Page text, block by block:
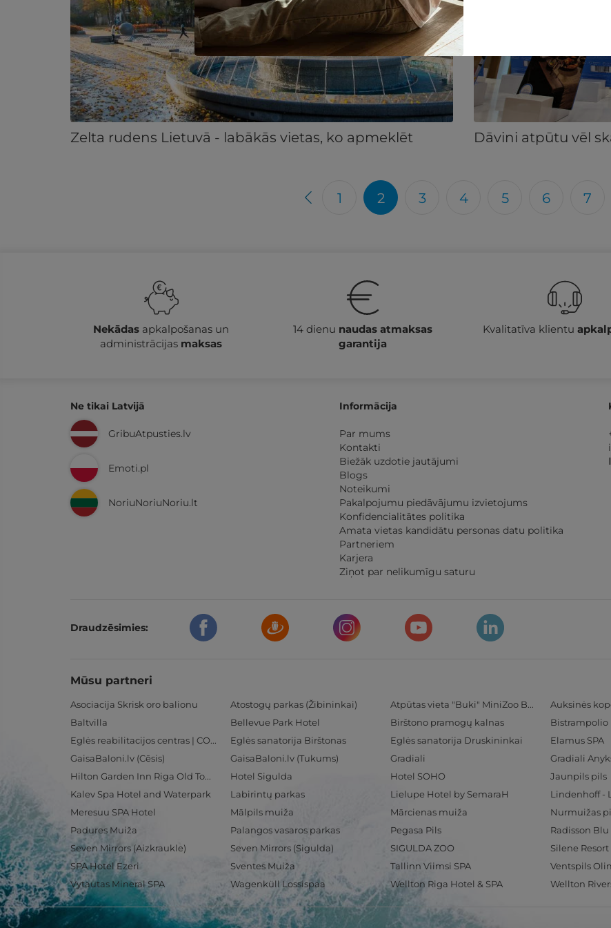
Zelta rudens Lietuvā - labākās vietas, ko apmeklēt Dāvini atpūtu vēl
1 2 3 4 5 6 7
Nekādasapkalpošanas un
administrācijas maksas
14 dienu naudas atmaksas
garantija
Kvalitatīva klientu
Ne tikai Latvijā
GribuAtpusties.lv
Emoti.pl
NoriuNoriuNoriu.lt
Informācija
Par mums
Kontakti
Biežāk uzdotie jautājumi
Blogs
Noteikumi
Pakalpojumu piedāvājumu izvietojums
Konfidencialitātes politika
Amata vietas kandidātu personas datu politika
Partneriem
Karjera
Ziņot par nelikumīgu saturu
Draudzēsimies:
Mūsu partneri
Asociacija Skrisk oro balionu Atostogų parkas (Žibininkai) Atpūtas vieta "Buki" MiniZoo BUKS Auksinės
Baltvilla
Bellevue Park Hotel Birštono pramogų kalnas Bistrampolio
Eglės reabilitacijos centras | CORE
Eglės sanatorija Birštonas Eglės sanatorija Druskininkai Elamus SPA
GaisaBaloni.lv (Cēsis)
GaisaBaloni.lv (Tukums) Gradiali Gradiali
Hilton Garden Inn Riga Old Town
Hotel Sigulda Hotel SOHO Jaunpils pils
Kalev Spa Hotel and Waterpark
Labirintų parkas Lielupe Hotel by SemaraH Lindenhoff -
Meresuu SPA Hotel
Mālpils muiža Mārcienas muiža Nurmuižas
Padures Muiža
Palangos vasaros parkas Pegasa Pils
Seven Mirrors (Aizkraukle)
Seven Mirrors (Sigulda) SIGULDA ZOO Silene Resort
SPA Hotel Ezeri
Sventes Muiža Tallinn Viimsi SPA
Vytautas Mineral SPA
Wagenküll Lossispaa Wellton Riga Hotel & SPA Wellton